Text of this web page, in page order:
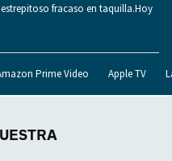
fracaso en taquilla.Hoy
Prime Video Apple TV